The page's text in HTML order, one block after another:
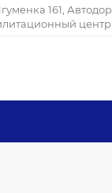
161,
центр